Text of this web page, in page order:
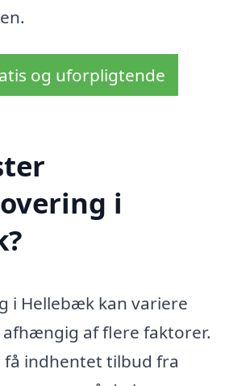
og uforpligtende
i
i Hellebæk kan variere
af flere faktorer.
indhentet tilbud fra